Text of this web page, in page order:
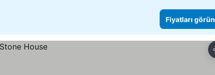
Fiyatları görün